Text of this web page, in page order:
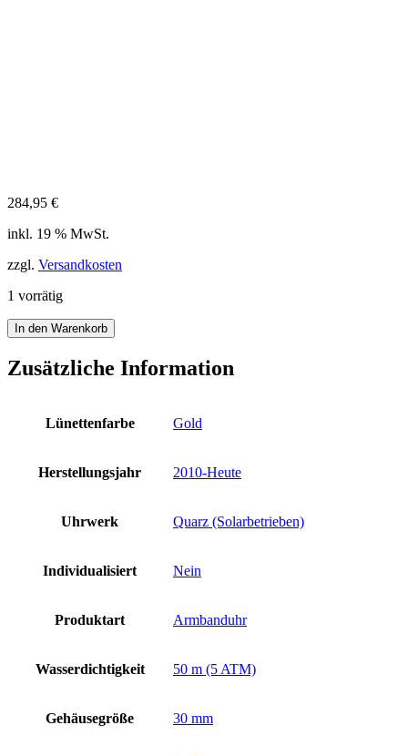
284,95 €
inkl. 19 % MwSt.
zzgl. Versandkosten
1 vorrätig
Citizen
Elegant
Damen
EM0912-
In den Warenkorb
Zusätzliche Information
Lünettenfarbe Gold
Herstellungsjahr 2010-Heute
Uhrwerk Quarz (Solarbetrieben)
Individualisiert Nein
Produktart Armbanduhr
Wasserdichtigkeit 50 m (5 ATM)
Gehäusegröße 30 mm